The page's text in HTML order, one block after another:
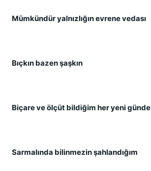
Mümkündür yalnızlığın evrene vedası
Bıçkın bazen şaşkın
Biçare ve ölçüt bildiğim her yeni günde
Sarmalında bilinmezin şahlandığım